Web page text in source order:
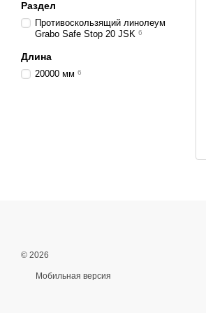
Раздел
Противоскользящий линолеум
Grabo Safe Stop 20 JSK 6
Длина
20000 мм 6
© 2026
Мобильная версия